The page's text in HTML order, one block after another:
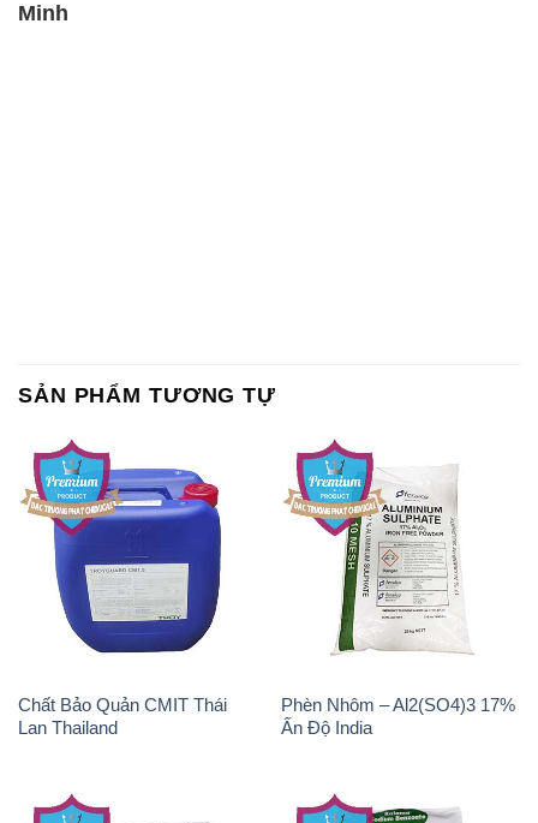
Minh
SẢN PHẨM TƯƠNG TỰ
Chất Bảo Quản CMIT Thái
Lan Thailand
Phèn Nhôm – Al2(SO4)3 17%
Ấn Độ India